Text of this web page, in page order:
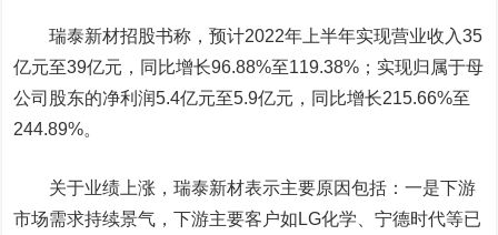
瑞泰新材招股书称，预计2022年上半年实现营业收入35
亿元至39亿元，同比增长96.88%至119.38%；实现归属于母
公司股东的净利润5.4亿元至5.9亿元，同比增长215.66%至
244.89%。
关于业绩上涨，瑞泰新材表示主要原因包括：一是下游
市场需求持续景气，下游主要客户如LG化学、宁德时代等已